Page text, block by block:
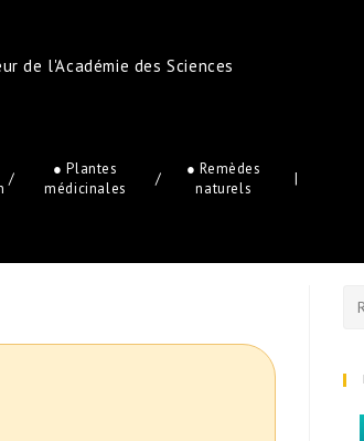
de l'Académie des Sciences
/
● Plantes
médicinales
/
● Remèdes
naturels